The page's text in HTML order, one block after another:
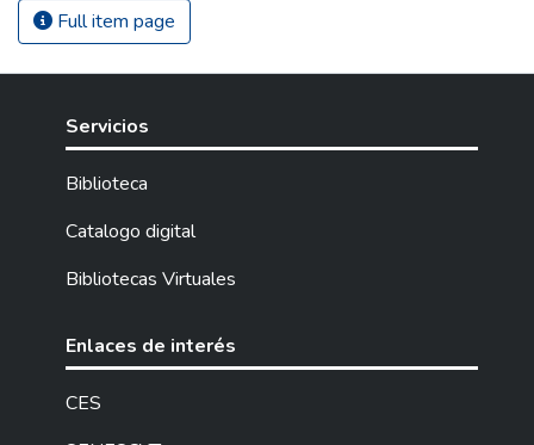
Full item page
Servicios
Biblioteca
Catalogo digital
Bibliotecas Virtuales
Enlaces de interés
CES